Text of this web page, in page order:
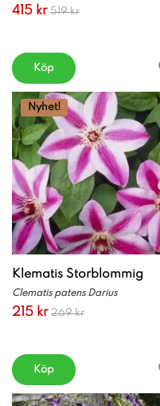
415 kr 519 kr
Köp
Nyhet!
Klematis Storblommig
Clematis patens Darius
215 kr 269 kr
Köp